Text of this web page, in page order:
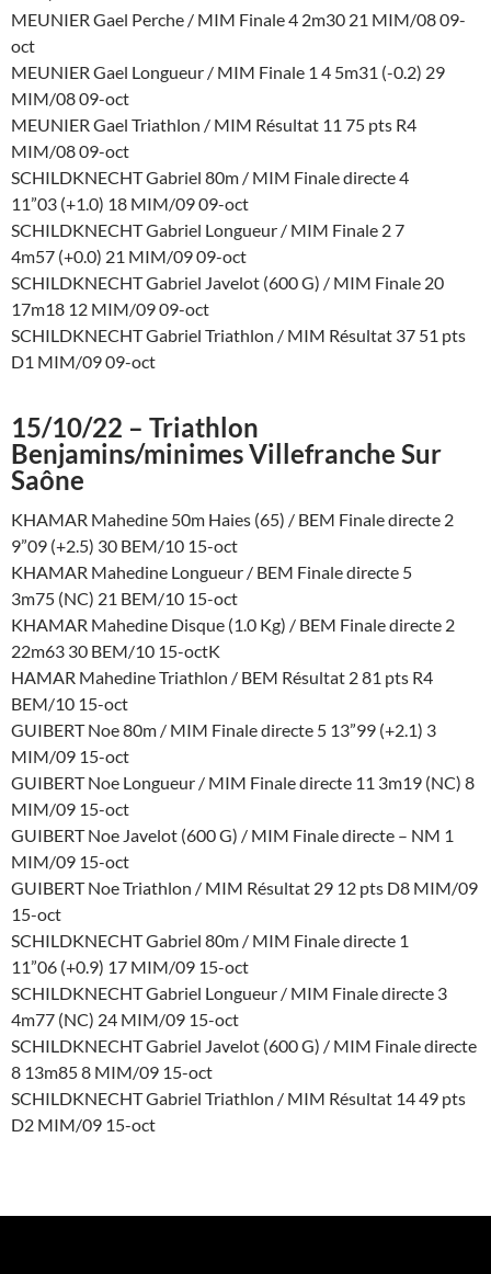
MEUNIER Gael Perche / MIM Finale 4 2m30 21 MIM/08 09-
oct
MEUNIER Gael Longueur / MIM Finale 1 4 5m31 (-0.2) 29
MIM/08 09-oct
MEUNIER Gael Triathlon / MIM Résultat 11 75 pts R4
MIM/08 09-oct
SCHILDKNECHT Gabriel 80m / MIM Finale directe 4
11”03 (+1.0) 18 MIM/09 09-oct
SCHILDKNECHT Gabriel Longueur / MIM Finale 2 7
4m57 (+0.0) 21 MIM/09 09-oct
SCHILDKNECHT Gabriel Javelot (600 G) / MIM Finale 20
17m18 12 MIM/09 09-oct
SCHILDKNECHT Gabriel Triathlon / MIM Résultat 37 51 pts
D1 MIM/09 09-oct
15/10/22 – Triathlon
Benjamins/minimes Villefranche Sur
Saône
KHAMAR Mahedine 50m Haies (65) / BEM Finale directe 2
9”09 (+2.5) 30 BEM/10 15-oct
KHAMAR Mahedine Longueur / BEM Finale directe 5
3m75 (NC) 21 BEM/10 15-oct
KHAMAR Mahedine Disque (1.0 Kg) / BEM Finale directe 2
22m63 30 BEM/10 15-octK
HAMAR Mahedine Triathlon / BEM Résultat 2 81 pts R4
BEM/10 15-oct
GUIBERT Noe 80m / MIM Finale directe 5 13”99 (+2.1) 3
MIM/09 15-oct
GUIBERT Noe Longueur / MIM Finale directe 11 3m19 (NC) 8
MIM/09 15-oct
GUIBERT Noe Javelot (600 G) / MIM Finale directe – NM 1
MIM/09 15-oct
GUIBERT Noe Triathlon / MIM Résultat 29 12 pts D8 MIM/09
15-oct
SCHILDKNECHT Gabriel 80m / MIM Finale directe 1
11”06 (+0.9) 17 MIM/09 15-oct
SCHILDKNECHT Gabriel Longueur / MIM Finale directe 3
4m77 (NC) 24 MIM/09 15-oct
SCHILDKNECHT Gabriel Javelot (600 G) / MIM Finale directe
8 13m85 8 MIM/09 15-oct
SCHILDKNECHT Gabriel Triathlon / MIM Résultat 14 49 pts
D2 MIM/09 15-oct